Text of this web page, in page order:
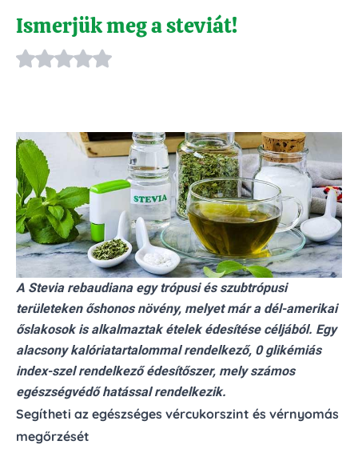
Ismerjük meg a steviát!
A Stevia rebaudiana egy trópusi és szubtrópusi
területeken őshonos növény, melyet már a dél-amerikai
őslakosok is alkalmaztak ételek édesítése céljából. Egy
alacsony kalóriatartalommal rendelkező, 0 glikémiás
index-szel rendelkező édesítőszer, mely számos
egészségvédő hatással rendelkezik.
Segítheti az egészséges vércukorszint és vérnyomás
megőrzését